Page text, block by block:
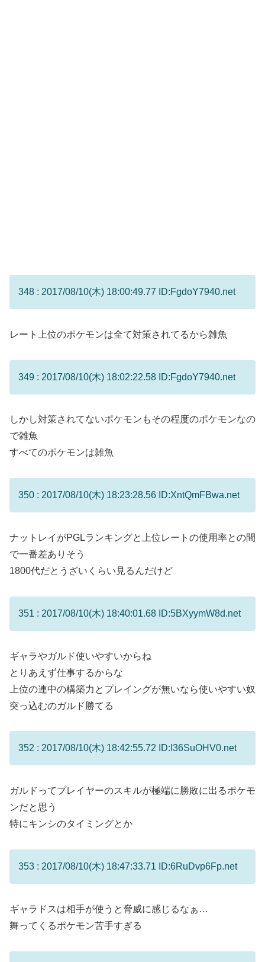
348 : 2017/08/10(木) 18:00:49.77 ID:FgdoY7940.net
レート上位のポケモンは全て対策されてるから雑魚
349 : 2017/08/10(木) 18:02:22.58 ID:FgdoY7940.net
しかし対策されてないポケモンもその程度のポケモンなの
で雑魚
すべてのポケモンは雑魚
350 : 2017/08/10(木) 18:23:28.56 ID:XntQmFBwa.net
ナットレイがPGLランキングと上位レートの使用率との間
で一番差ありそう
1800代だとうざいくらい見るんだけど
351 : 2017/08/10(木) 18:40:01.68 ID:5BXyymW8d.net
ギャラやガルド使いやすいからね
とりあえず仕事するからな
上位の連中の構築力とプレイングが無いなら使いやすい奴
突っ込むのガルド勝てる
352 : 2017/08/10(木) 18:42:55.72 ID:I36SuOHV0.net
ガルドってプレイヤーのスキルが極端に勝敗に出るポケモ
ンだと思う
特にキンシのタイミングとか
353 : 2017/08/10(木) 18:47:33.71 ID:6RuDvp6Fp.net
ギャラドスは相手が使うと脅威に感じるなぁ…
舞ってくるポケモン苦手すぎる